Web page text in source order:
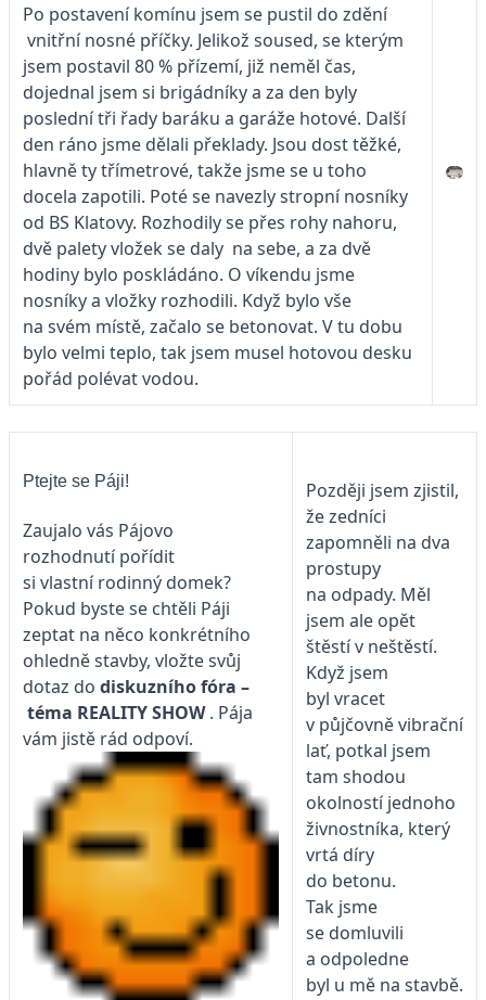
Po postavení komínu jsem se pustil do zdění
vnitřní nosné příčky. Jelikož soused, se kterým
jsem postavil 80 % přízemí, již neměl čas,
dojednal jsem si brigádníky a za den byly
poslední tři řady baráku a garáže hotové. Další
den ráno jsme dělali překlady. Jsou dost těžké,
hlavně ty třímetrové, takže jsme se u toho
docela zapotili. Poté se navezly stropní nosníky
od BS Klatovy. Rozhodily se přes rohy nahoru,
dvě palety vložek se daly na sebe, a za dvě
hodiny bylo poskládáno. O víkendu jsme
nosníky a vložky rozhodili. Když bylo vše
na svém místě, začalo se betonovat. V tu dobu
bylo velmi teplo, tak jsem musel hotovou desku
pořád polévat vodou.
Ptejte se Páji!
Zaujalo vás Pájovo
rozhodnutí pořídit
si vlastní rodinný domek?
Pokud byste se chtěli Páji
zeptat na něco konkrétního
ohledně stavby, vložte svůj
dotaz do diskuzního fóra –
téma REALITY SHOW. Pája
vám jistě rád odpoví.
Později jsem zjistil,
že zedníci
zapomněli na dva
prostupy
na odpady. Měl
jsem ale opět
štěstí v neštěstí.
Když jsem
byl vracet
v půjčovně vibrační
lať, potkal jsem
tam shodou
okolností jednoho
živnostníka, který
vrtá díry
do betonu.
Tak jsme
se domluvili
a odpoledne
byl u mě na stavbě.